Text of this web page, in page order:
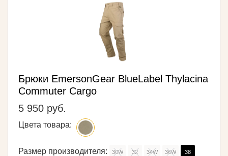
Брюки EmersonGear BlueLabel Thylacina
Commuter Cargo
5 950 руб.
Цвета товара:
Размер производителя: 30W 32 34W 36W 38